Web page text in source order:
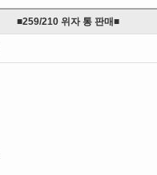
■259/210 위자 통 판매■